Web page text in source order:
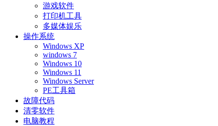
游戏软件
打印机工具
多媒体娱乐
操作系统
Windows XP
windows 7
Windows 10
Windows 11
Windows Server
PE工具箱
故障代码
清零软件
电脑教程